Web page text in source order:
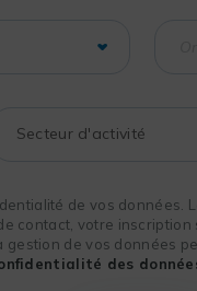
de vos
contact, votre
gestion de vos données
des